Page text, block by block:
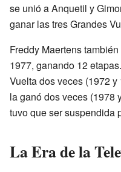
se unió a Anquetil y
ganar las tres Grandes
Freddy Maertens
1977, ganando 12 etapas.
Vuelta dos veces (1972 y
la ganó dos veces (1978
tuvo que ser suspendida
La Era de la